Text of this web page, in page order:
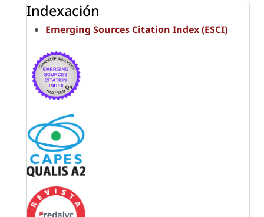
Indexación
Emerging Sources Citation Index (ESCI)